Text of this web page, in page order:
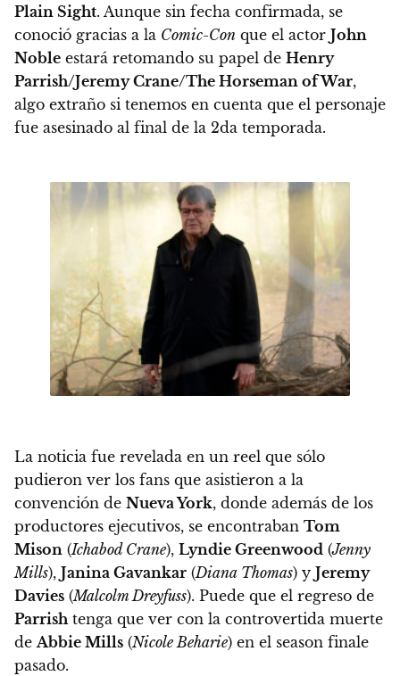
Plain Sight. Aunque sin fecha confirmada, se
conoció gracias a la Comic-Con que el actor John
Noble estará retomando su papel de Henry
Parrish/Jeremy Crane/The Horseman of War,
algo extraño si tenemos en cuenta que el personaje
fue asesinado al final de la 2da temporada.
La noticia fue revelada en un reel que sólo
pudieron ver los fans que asistieron a la
convención de Nueva York, donde además de los
productores ejecutivos, se encontraban Tom
Mison (Ichabod Crane), Lyndie Greenwood (Jenny
Mills), Janina Gavankar (Diana Thomas) y Jeremy
Davies (Malcolm Dreyfuss). Puede que el regreso de
Parrishtenga que ver con la controvertida muerte
deAbbie Mills (Nicole Beharie) en el season finale
pasado.